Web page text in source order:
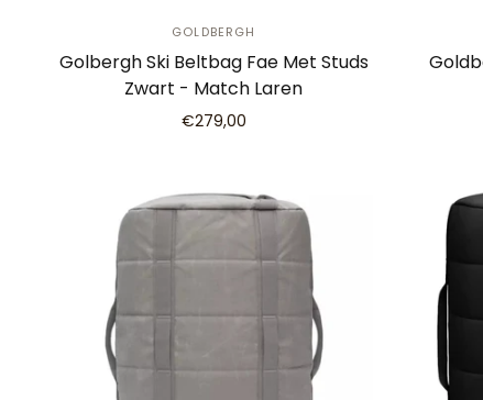
GOLDBERGH
Golbergh Ski Beltbag Fae Met Studs
Zwart - Match Laren
€279,00